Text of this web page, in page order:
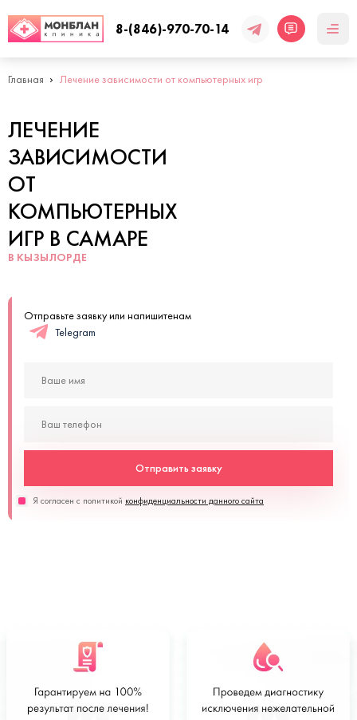
8-(846)-970-70-14
Главная Лечение зависимости от компьютерных игр
ЛЕЧЕНИЕ
ЗАВИСИМОСТИ
ОТ
КОМПЬЮТЕРНЫХ
ИГР В САМАРЕ
В КЫЗЫЛОРДЕ
Отправьте заявку или напишитенам
Telegram
Отправить заявку
Я согласен с политикой конфиденциальности данного сайта